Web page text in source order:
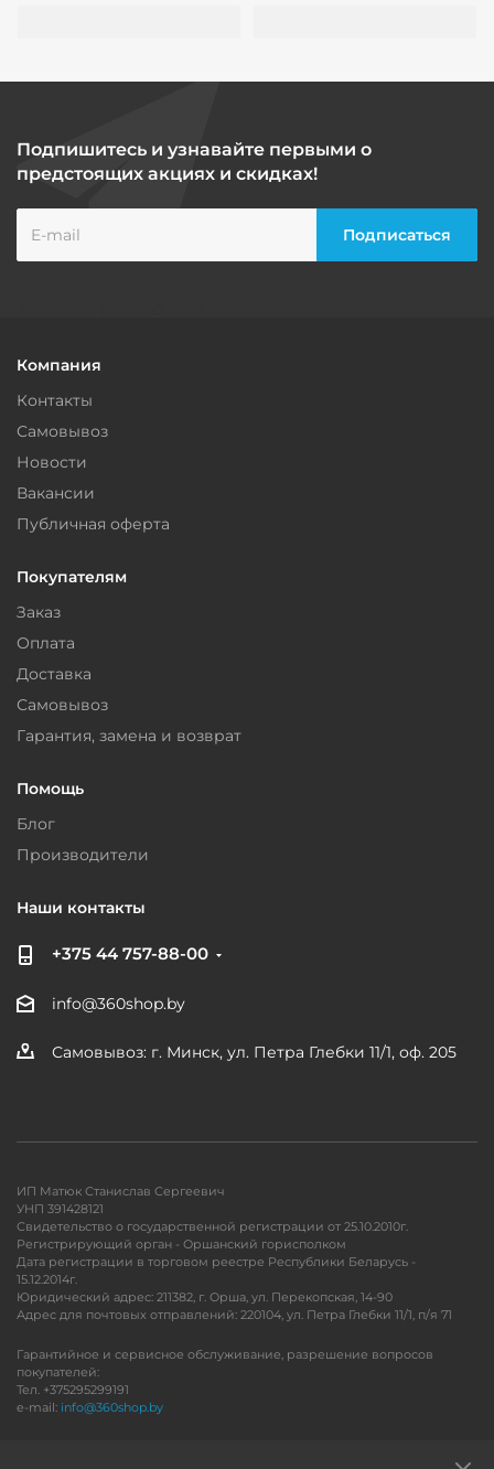
Подпишитесь и узнавайте первыми о
предстоящих акциях и скидках!
Компания
Контакты
Самовывоз
Новости
Вакансии
Публичная оферта
Покупателям
Заказ
Оплата
Доставка
Самовывоз
Гарантия, замена и возврат
Помощь
Блог
Производители
Наши контакты
+375 44 757-88-00
info@360shop.by
Самовывоз: г. Минск, ул. Петра Глебки 11/1, оф. 205
ИП Матюк Станислав Сергеевич
УНП 391428121
Свидетельство о государственной регистрации от 25.10.2010г.
Регистрирующий орган - Оршанский горисполком
Дата регистрации в торговом реестре Республики Беларусь -
15.12.2014г.
Юридический адрес: 211382, г. Орша, ул. Перекопская, 14-90
Адрес для почтовых отправлений: 220104, ул. Петра Глебки 11/1, п/я 71
Гарантийное и сервисное обслуживание, разрешение вопросов
покупателей:
Тел. +375295299191
e-mail: info@360shop.by